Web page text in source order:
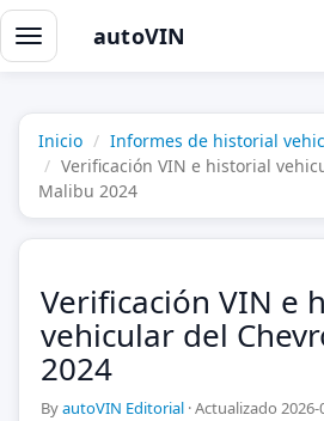
Alternar
navegación
autoVIN
Inicio
Informes de historial
Verificación VIN e historial
Malibu 2024
Verificación VIN e
vehicular del
2024
ByautoVIN Editorial ·Actualizado 2026-